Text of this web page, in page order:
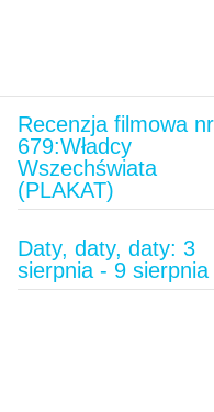
Recenzja filmowa nr
679:Władcy
Wszechświata
(PLAKAT)
Daty, daty, daty: 3
sierpnia - 9 sierpnia